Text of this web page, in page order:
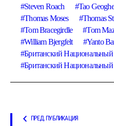
Steven Roach
Tao
Thomas Moses
Thomas
Tom Bracegirdle
Tom
William Bjergfelt
Yanto
Британский
Британский
ПРЕД. ПУБЛИКАЦИЯ